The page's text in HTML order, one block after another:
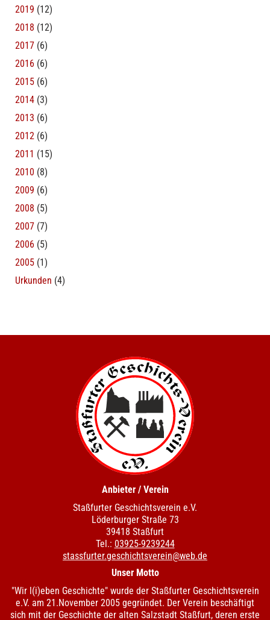
2019 (12)
2018 (12)
2017 (6)
2016 (6)
2015 (6)
2014 (3)
2013 (6)
2012 (6)
2011 (15)
2010 (8)
2009 (6)
2008 (5)
2007 (7)
2006 (5)
2005 (1)
Urkunden (4)
Anbieter / Verein
Staßfurter Geschichtsverein e.V.
Löderburger Straße 73
39418 Staßfurt
Tel.: 03925-9239244
stassfurter.geschichtsverein@web.de
Unser Motto
"Wir l(i)eben Geschichte" wurde der Staßfurter Geschichtsverein
e.V. am 21.November 2005 gegründet. Der Verein beschäftigt
sich mit der Geschichte der alten Salzstadt Staßfurt, deren erste